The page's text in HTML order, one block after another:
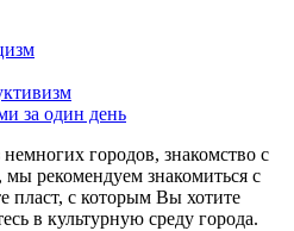
за один день
городов, знакомство с
рекомендуем знакомиться с
пласт, с которым Вы хотите
в культурную среду города.